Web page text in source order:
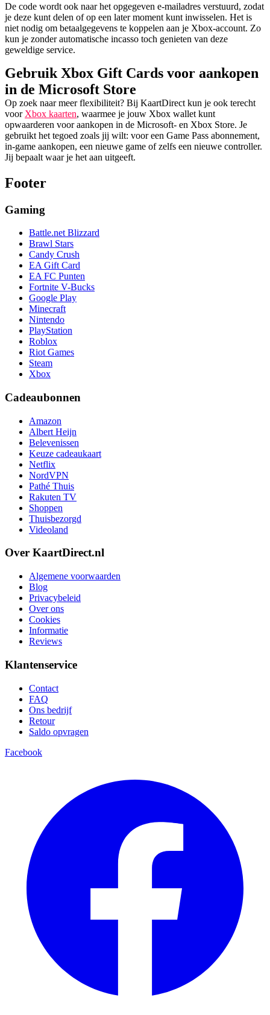
De code wordt ook naar het opgegeven e-mailadres verstuurd, zodat
je deze kunt delen of op een later moment kunt inwisselen. Het is
niet nodig om betaalgegevens te koppelen aan je Xbox-account. Zo
kun je zonder automatische incasso toch genieten van deze
geweldige service.
Gebruik Xbox Gift Cards voor aankopen
in de Microsoft Store
Op zoek naar meer flexibiliteit? Bij KaartDirect kun je ook terecht
voor Xbox kaarten, waarmee je jouw Xbox wallet kunt
opwaarderen voor aankopen in de Microsoft- en Xbox Store. Je
gebruikt het tegoed zoals jij wilt: voor een Game Pass abonnement,
in-game aankopen, een nieuwe game of zelfs een nieuwe controller.
Jij bepaalt waar je het aan uitgeeft.
Footer
Gaming
Battle.net Blizzard
Brawl Stars
Candy Crush
EA Gift Card
EA FC Punten
Fortnite V-Bucks
Google Play
Minecraft
Nintendo
PlayStation
Roblox
Riot Games
Steam
Xbox
Cadeaubonnen
Amazon
Albert Heijn
Belevenissen
Keuze cadeaukaart
Netflix
NordVPN
Pathé Thuis
Rakuten TV
Shoppen
Thuisbezorgd
Videoland
Over KaartDirect.nl
Algemene voorwaarden
Blog
Privacybeleid
Over ons
Cookies
Informatie
Reviews
Klantenservice
Contact
FAQ
Ons bedrijf
Retour
Saldo opvragen
Facebook